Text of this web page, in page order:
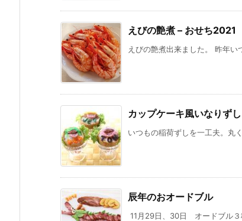
えびの艶煮 – おせち2021
えびの艶煮出来ました。 昨年
カップケーキ風いなりず
いつもの稲荷ずしを一工夫。丸
辰年のおオードブル
11月29日、30日 オードブル３